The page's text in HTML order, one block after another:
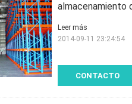
almacenamiento
CONTACTO
Leer más
2014-09-11 23:24:54